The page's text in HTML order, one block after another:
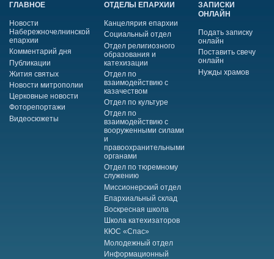
ГЛАВНОЕ
Новости
Набережночелнинской
епархии
Комментарий дня
Публикации
Жития святых
Новости митрополии
Церковные новости
Фоторепортажи
Видеосюжеты
ОТДЕЛЫ ЕПАРХИИ
Канцелярия епархии
Социальный отдел
Отдел религиозного
образования и
катехизации
Отдел по
взаимодействию с
казачеством
Отдел по культуре
Отдел по
взаимодействию с
вооруженными силами
и
правоохранительными
органами
Отдел по тюремному
служению
Миссионерский отдел
Епархиальный склад
Воскресная школа
Школа катехизаторов
КЮС «Спас»
Молодежный отдел
Информационный
ЗАПИСКИ
ОНЛАЙН
Подать записку
онлайн
Поставить свечу
онлайн
Нужды храмов